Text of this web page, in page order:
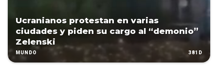
Ucranianos protestan en varias
ciudades y piden su cargo al “demonio”
Zelenski
MUNDO 381D